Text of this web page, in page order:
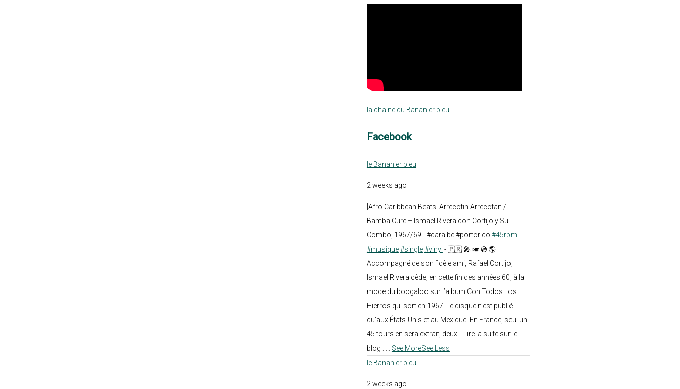
la chaine du Bananier bleu
Facebook
le Bananier bleu
2 weeks ago
[Afro Caribbean Beats] Arrecotin Arrecotan /
Bamba Cure – Ismael Rivera con Cortijo y Su
Combo, 1967/69 - #caraïbe #portorico #45rpm
#musique#single#vinyl - 🇵🇷 🎤 🎺 💿 🌎
Accompagné de son fidèle ami, Rafael Cortijo,
Ismael Rivera cède, en cette fin des années 60, à la
mode du boogaloo sur l’album Con Todos Los
Hierros qui sort en 1967. Le disque n’est publié
qu’aux États-Unis et au Mexique. En France, seul un
45 tours en sera extrait, deux... Lire la suite sur le
blog : ... See MoreSee Less
le Bananier bleu
2 weeks ago